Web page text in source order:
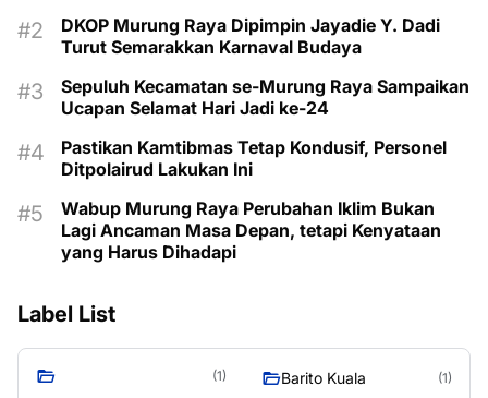
DKOP Murung Raya Dipimpin Jayadie Y. Dadi
Turut Semarakkan Karnaval Budaya
Sepuluh Kecamatan se-Murung Raya Sampaikan
Ucapan Selamat Hari Jadi ke-24
Pastikan Kamtibmas Tetap Kondusif, Personel
Ditpolairud Lakukan Ini
Wabup Murung Raya Perubahan Iklim Bukan
Lagi Ancaman Masa Depan, tetapi Kenyataan
yang Harus Dihadapi
Label List
(1) Barito Kuala (1)